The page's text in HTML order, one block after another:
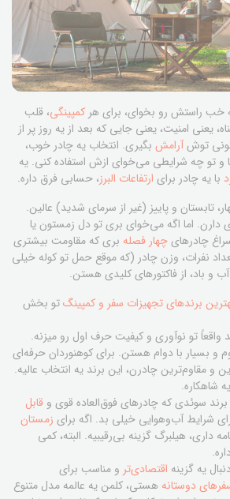
خب راستش رو بخوای، برای هر کمپینگی، قلب
یعنی امنیت، یعنی جایی که بعد از یه روز پر از
توشآرامش بگیری. انتخاب یه چادر خوب،
و تو چه شرایطی می‌خوای ازش استفاده کنی. یه
با یه چادر برای ارتفاعات البرز، حسابی فرق داره.
تابستان و پاییز (غیر از سرمای شدید) عالین.
دارن. اما اگه می‌خوای بری تو دل زمستون یا
چادرهایچهار فصله بری که مقاومت بیشتری
نفرات، وزن چادر (که موقع حمل تو کوله خیلی
و باد، از فاکتورهای کلیدی هستن.
برندهای تجهیزات سفر و کمپینگتو بخش
واقعاً تو نوآوری و کیفیت حرف اول رو میزنه.
و بسیار با دوام هستن. برای کوهنوردان حرفه‌ای
و مقاوم‌ترین چادرن، این برند یه انتخاب عالیه.
یه شاهکاره.
سوئدی که چادرهای فوق‌العاده قوی و قابل
شرایط آب‌وهوایی خیلی بد. اگه برای زمستان
داری، هیلبرگ گزینه بی‌رقیبیه. البته، کمی
یه گزینه اقتصادی‌تر و مناسب برای
دوستانه هستی، کلمن یه عالمه مدل متنوع